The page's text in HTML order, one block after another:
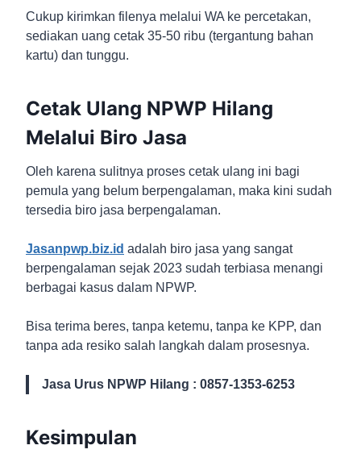
Cukup kirimkan filenya melalui WA ke percetakan,
sediakan uang cetak 35-50 ribu (tergantung bahan
kartu) dan tunggu.
Cetak Ulang NPWP Hilang
Melalui Biro Jasa
Oleh karena sulitnya proses cetak ulang ini bagi
pemula yang belum berpengalaman, maka kini sudah
tersedia biro jasa berpengalaman.
Jasanpwp.biz.id adalah biro jasa yang sangat
berpengalaman sejak 2023 sudah terbiasa menangi
berbagai kasus dalam NPWP.
Bisa terima beres, tanpa ketemu, tanpa ke KPP, dan
tanpa ada resiko salah langkah dalam prosesnya.
Jasa Urus NPWP Hilang : 0857-1353-6253
Kesimpulan